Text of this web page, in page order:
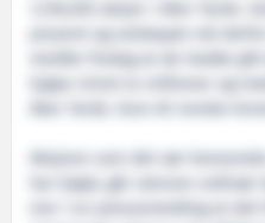
prosent og selskapet må
meldte fredag at de hadde
kjøpe minst to millioner og
Aksjene som det sør-
har kjøpt, går utenom ordinær
sier i en pressemelding at